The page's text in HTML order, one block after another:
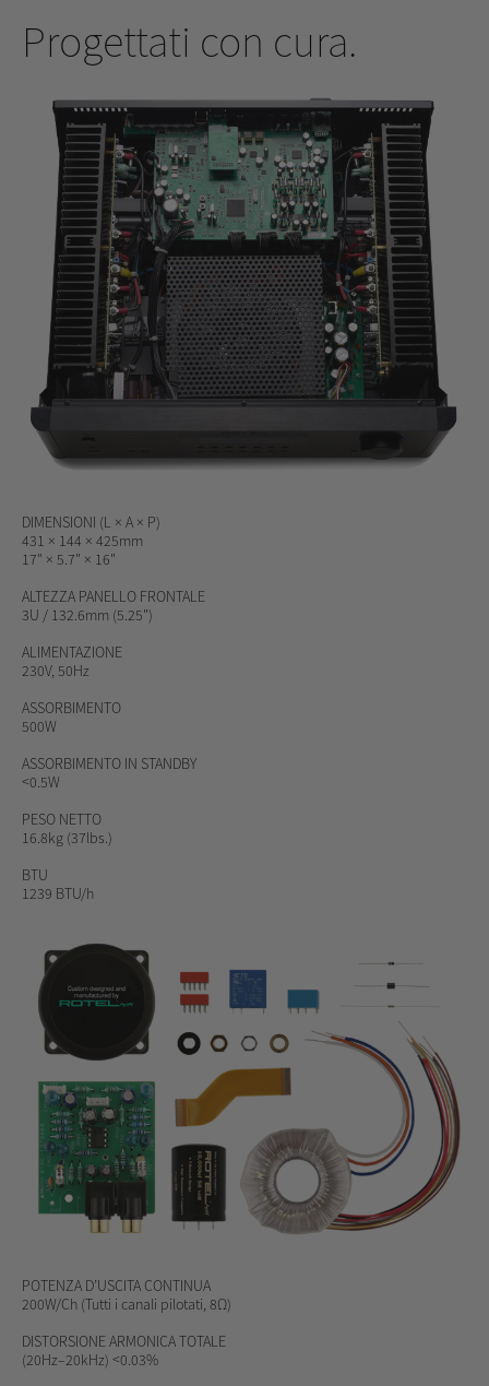
Progettati con cura.
DIMENSIONI (L × A × P)
431 × 144 × 425mm
17" × 5.7" × 16"
ALTEZZA PANELLO FRONTALE
3U / 132.6mm (5.25")
ALIMENTAZIONE
230V, 50Hz
ASSORBIMENTO
500W
ASSORBIMENTO IN STANDBY
<0.5W
PESO NETTO
16.8kg (37lbs.)
BTU
1239 BTU/h
POTENZA D’USCITA CONTINUA
200W/Ch (Tutti i canali pilotati, 8Ω)
DISTORSIONE ARMONICA TOTALE
(20Hz–20kHz) <0.03%